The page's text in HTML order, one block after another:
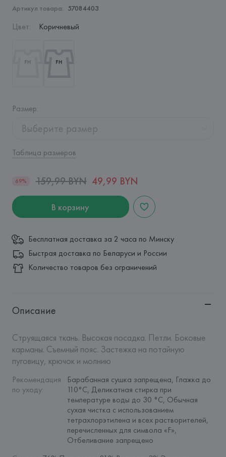
Артикул товара: 57084403
Цвет: Коричневый
Размер:
Выберите размер
Таблица размеров
69% 159,99 BYN 49,99 BYN
В корзину
Бесплатная доставка за 2 часа по Минску
Быстрая доставка по Беларуси и России
Количество товаров без ограничений
Описание
Струящаяся ткань. Высокая посадка. Петли. Боковые
карманы. Съемный пояс. Застежка на потайную
пуговицу, крючок и молнию
Рекомендация
по уходу:
Барабанная сушка запрещена, Глажка до
110°C, Деликатная стирка при
температуре воды до 30 °C, Обычная
сухая чистка с использованием
тетрахлорэтилена и всех растворителей,
перечисленных для символа «F»,
Отбеливание запрещено